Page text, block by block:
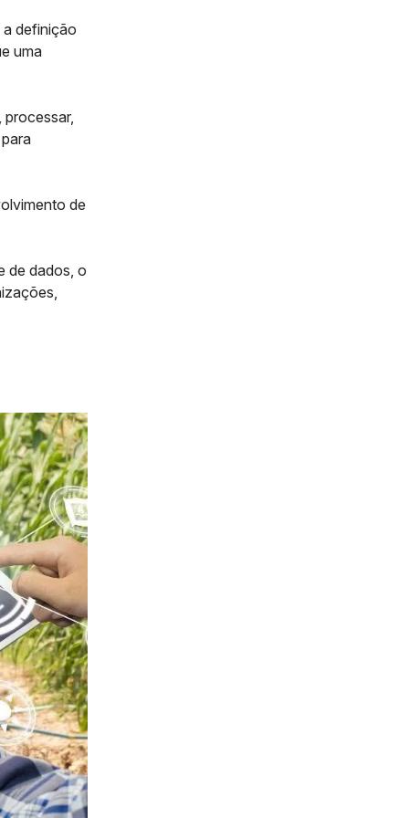
definição
uma
processar,
de
de dados, o
,